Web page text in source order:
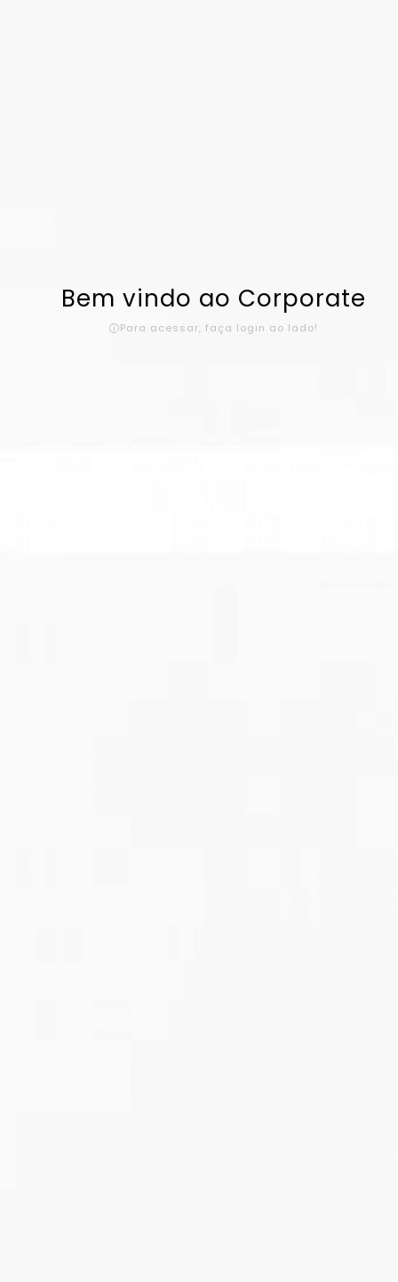
Bem vindo ao Corporate
Para acessar, faça login ao lado!